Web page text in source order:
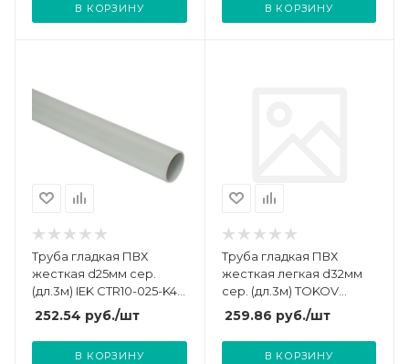
В КОРЗИНУ В КОРЗИНУ
Труба гладкая ПВХ
жесткая d25мм сер.
(дл.3м) IEK CTR10-025-K41-
060I
252.54 руб./шт
В КОРЗИНУ
Труба гладкая ПВХ
жесткая легкая d32мм
сер. (дл.3м) TOKOV
ELECTRIC TKE-THG-PVC-
32-3-C06
259.86 руб./шт
В КОРЗИНУ